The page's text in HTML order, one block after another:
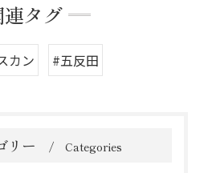
連タグ
カン #五反田
リー Categories